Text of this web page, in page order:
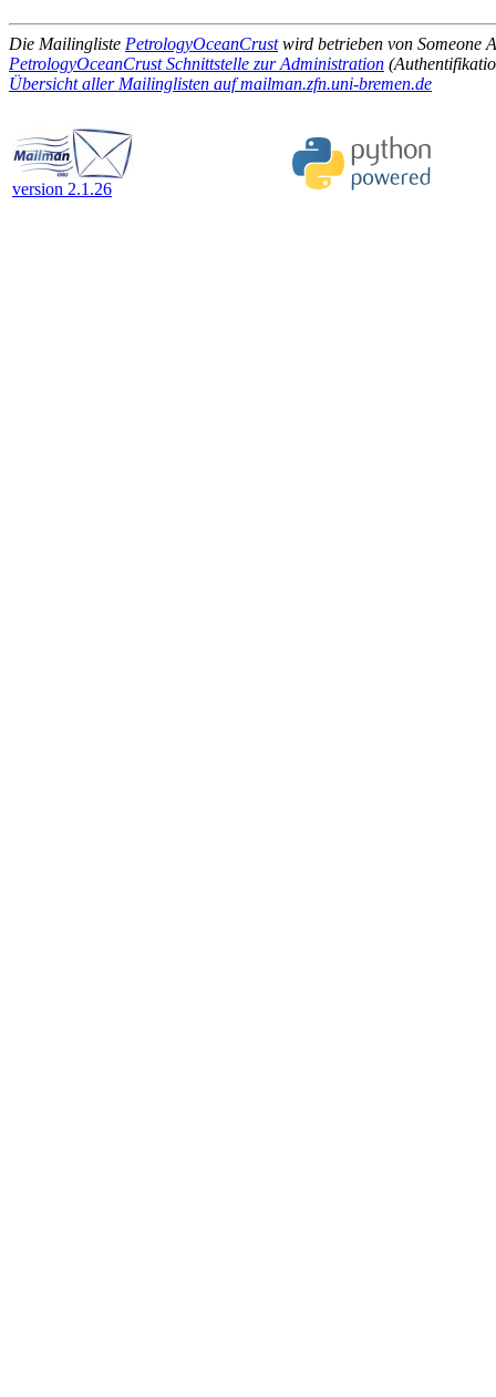
Die Mailingliste PetrologyOceanCrustwird betrieben von Someone
PetrologyOceanCrust Schnittstelle zur Administration
Übersicht aller Mailinglisten auf mailman.zfn.uni-bremen.de
version 2.1.26